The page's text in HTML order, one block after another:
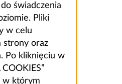
świadczenia
Pliki
w celu
strony oraz
Po kliknięciu w
w którym